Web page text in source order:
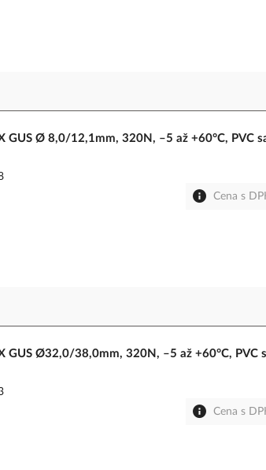
GUS Ø 8,0/12,1mm, 320N, –5 až +60°C, PVC
Cena s
GUS Ø32,0/38,0mm, 320N, –5 až +60°C, PVC
Cena s